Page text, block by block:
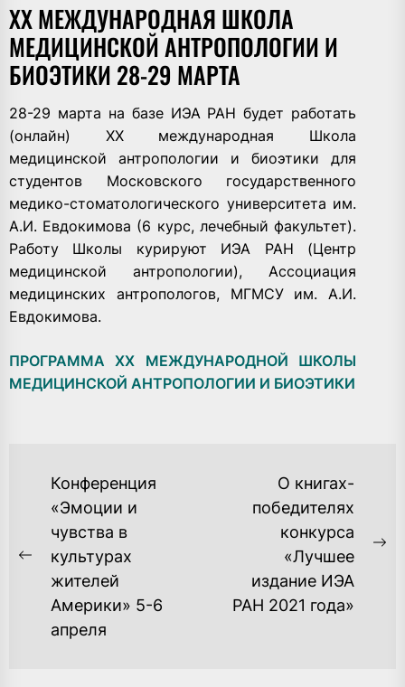
XX МЕЖДУНАРОДНАЯ ШКОЛА
МЕДИЦИНСКОЙ АНТРОПОЛОГИИ И
БИОЭТИКИ 28-29 МАРТА
28-29 марта на базе ИЭА РАН будет работать
(онлайн) XX международная Школа
медицинской антропологии и биоэтики для
студентов Московского государственного
медико-стоматологического университета им.
А.И. Евдокимова (6 курс, лечебный факультет).
Работу Школы курируют ИЭА РАН (Центр
медицинской антропологии), Ассоциация
медицинских антропологов, МГМСУ им. А.И.
Евдокимова.
ПРОГРАММА XX МЕЖДУНАРОДНОЙ ШКОЛЫ
МЕДИЦИНСКОЙ АНТРОПОЛОГИИ И БИОЭТИКИ
НАВИГАЦИЯ
ЗАПИСЯМ
Previous
post:
Конференция
«Эмоции и
чувства в
культурах
жителей
Америки» 5-6
апреля
О книгах-
победителях
конкурса
«Лучшее
издание ИЭА
РАН 2021 года»